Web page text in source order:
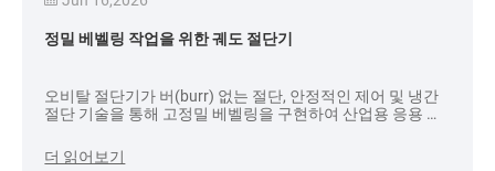
정밀 베벨링 작업을 위한 궤도 절단기
오비탈 절단기가 버(burr) 없는 절단, 안정적인 제어 및 냉간
절단 기술을 통해 고정밀 베벨링을 구현하여 산업용 응용 분
더 읽어보기